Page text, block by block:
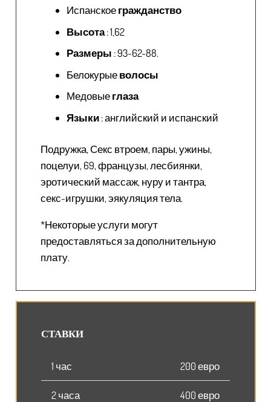
Испанскоегражданство
Высота: 1,62
Размеры : 93-62-88.
Белокурыеволосы
Медовыеглаза
Языки: английский и испанский
Подружка, Секс втроем, пары, ужины,
поцелуи, 69, французы, лесбиянки,
эротический массаж, нуру и тантра,
секс-игрушки, эякуляция тела.
*Некоторые услуги могут
предоставляться за дополнительную
плату.
СТАВКИ
1 час 200 евро
2 часа 400 евро